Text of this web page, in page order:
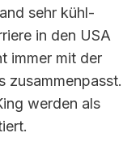
sehr kühl-
in den USA
immer mit der
zusammenpasst.
werden als